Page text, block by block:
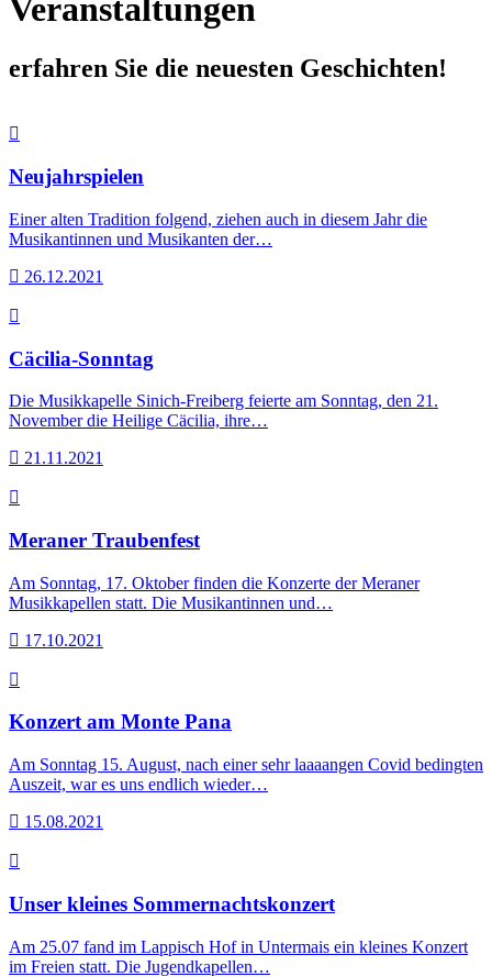
Veranstaltungen
erfahren Sie die neuesten Geschichten!
Neujahrspielen
Einer alten Tradition folgend, ziehen auch in diesem Jahr die
Musikantinnen und Musikanten der…
26.12.2021
Cäcilia-Sonntag
Die Musikkapelle Sinich-Freiberg feierte am Sonntag, den 21.
November die Heilige Cäcilia, ihre…
21.11.2021
Meraner Traubenfest
Am Sonntag, 17. Oktober finden die Konzerte der Meraner
Musikkapellen statt. Die Musikantinnen und…
17.10.2021
Konzert am Monte Pana
Am Sonntag 15. August, nach einer sehr laaaangen Covid bedingten
Auszeit, war es uns endlich wieder…
15.08.2021
Unser kleines Sommernachtskonzert
Am 25.07 fand im Lappisch Hof in Untermais ein kleines Konzert
im Freien statt. Die Jugendkapellen…